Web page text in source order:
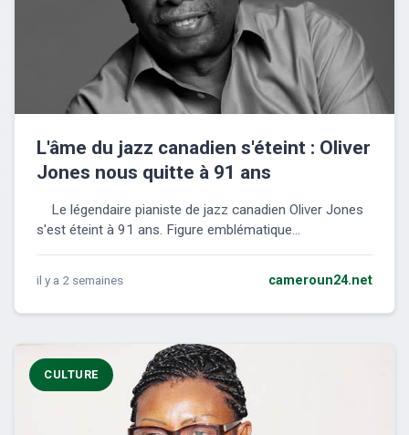
L'âme du jazz canadien s'éteint : Oliver
Jones nous quitte à 91 ans
Le légendaire pianiste de jazz canadien Oliver Jones
s'est éteint à 91 ans. Figure emblématique...
il y a 2 semaines cameroun24.net
CULTURE